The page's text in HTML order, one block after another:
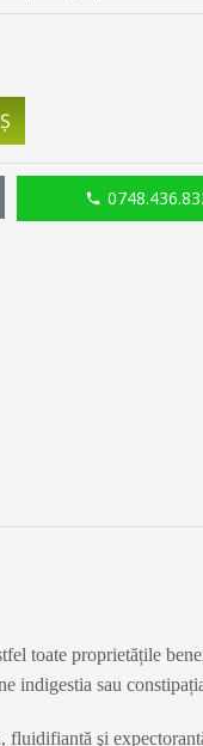
toate proprietățile
indigestia sau
fluidifiantă şi